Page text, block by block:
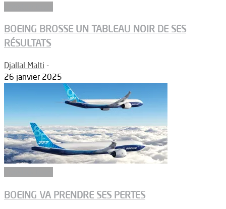
BOEING BROSSE UN TABLEAU NOIR DE SES
RÉSULTATS
Djallal Malti -
26 janvier 2025
BOEING VA PRENDRE SES PERTES